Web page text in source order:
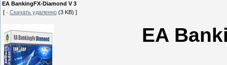
EA BankingFX-Diamond V 3
[ · Скачать удаленно (3 KB) ]
EA